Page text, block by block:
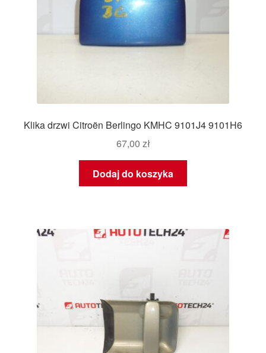
Klika drzwi Citroën Berlingo KMHC 9101J4 9101H6
67,00 zł
Dodaj do koszyka